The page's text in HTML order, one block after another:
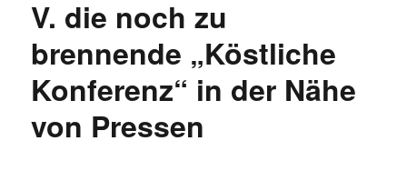
V. die noch zu
brennende „Köstliche
Konferenz“ in der Nähe
von Pressen